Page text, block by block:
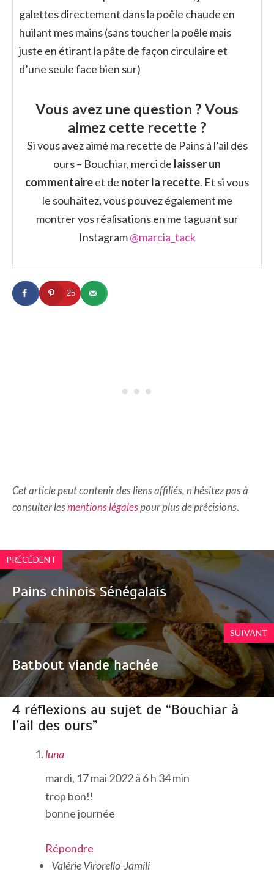
galettes directement dans la poêle chaude en
huilant mes mains (sans toucher la poêle mais
juste en étirant la pâte de façon circulaire et
d’une seule face bien sur)
Vous avez une question ? Vous
aimez cette recette ?
Si vous avez aimé ma recette de Pains à l’ail des
ours – Bouchiar, merci de laisser un
commentaireet de noter la recette. Et si vous
le souhaitez, vous pouvez également me
montrer vos réalisations en me taguant sur
Instagram@marcia_tack
25
Cet article peut contenir des liens affiliés, n'hésitez pas à
consulter lesmentions légalespour plus de précisions.
PRÉCÉDENT
Pains chinois Sénégalais
SUIVANT
Batbout viande hachée
4 réflexions au sujet de “Bouchiar à
l’ail des ours”
luna
mardi, 17 mai 2022 à 6 h 34 min
trop bon!!
bonne journée
Répondre
Valérie Virorello-Jamili